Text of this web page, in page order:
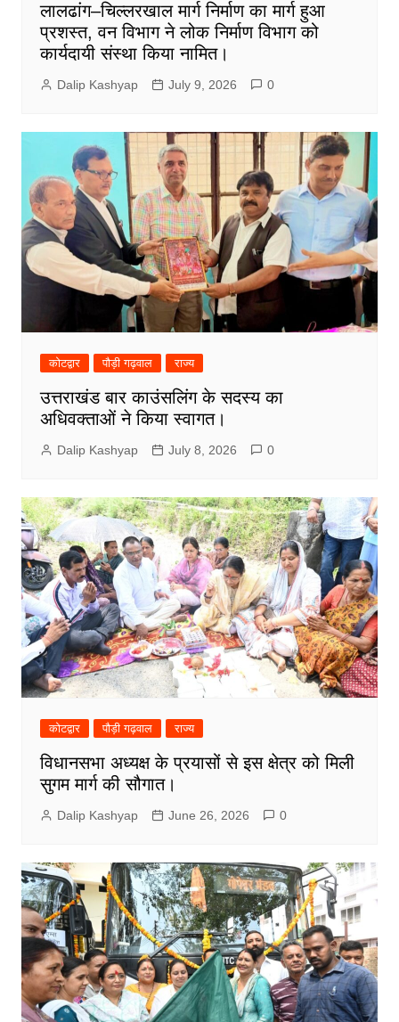
लालढांग–चिल्लरखाल मार्ग निर्माण का मार्ग हुआ
प्रशस्त, वन विभाग ने लोक निर्माण विभाग को
कार्यदायी संस्था किया नामित।
Dalip Kashyap July 9, 2026 0
कोटद्वार पौड़ी गढ़वाल राज्य
उत्तराखंड बार काउंसलिंग के सदस्य का
अधिवक्ताओं ने किया स्वागत।
Dalip Kashyap July 8, 2026 0
कोटद्वार पौड़ी गढ़वाल राज्य
विधानसभा अध्यक्ष के प्रयासों से इस क्षेत्र को मिली
सुगम मार्ग की सौगात।
Dalip Kashyap June 26, 2026 0